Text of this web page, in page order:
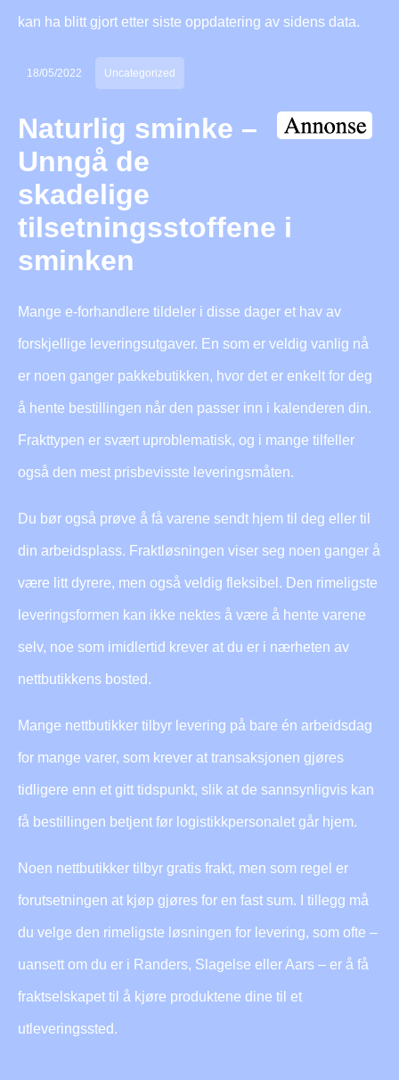
kan ha blitt gjort etter siste oppdatering av sidens data.
18/05/2022 Uncategorized
Naturlig sminke –
Unngå de
skadelige
tilsetningsstoffene i
sminken
Mange e-forhandlere tildeler i disse dager et hav av
forskjellige leveringsutgaver. En som er veldig vanlig nå
er noen ganger pakkebutikken, hvor det er enkelt for deg
å hente bestillingen når den passer inn i kalenderen din.
Frakttypen er svært uproblematisk, og i mange tilfeller
også den mest prisbevisste leveringsmåten.
Du bør også prøve å få varene sendt hjem til deg eller til
din arbeidsplass. Fraktløsningen viser seg noen ganger å
være litt dyrere, men også veldig fleksibel. Den rimeligste
leveringsformen kan ikke nektes å være å hente varene
selv, noe som imidlertid krever at du er i nærheten av
nettbutikkens bosted.
Mange nettbutikker tilbyr levering på bare én arbeidsdag
for mange varer, som krever at transaksjonen gjøres
tidligere enn et gitt tidspunkt, slik at de sannsynligvis kan
få bestillingen betjent før logistikkpersonalet går hjem.
Noen nettbutikker tilbyr gratis frakt, men som regel er
forutsetningen at kjøp gjøres for en fast sum. I tillegg må
du velge den rimeligste løsningen for levering, som ofte –
uansett om du er i Randers, Slagelse eller Aars – er å få
fraktselskapet til å kjøre produktene dine til et
utleveringssted.